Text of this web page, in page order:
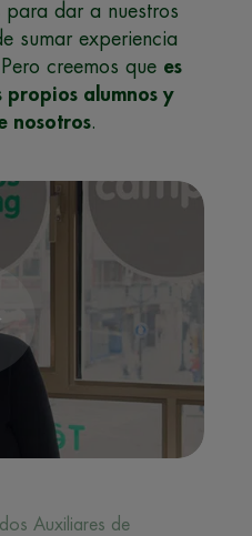
para dar a nuestros
sumar experiencia
creemos que es
propios alumnos y
nosotros.
Auxiliares de